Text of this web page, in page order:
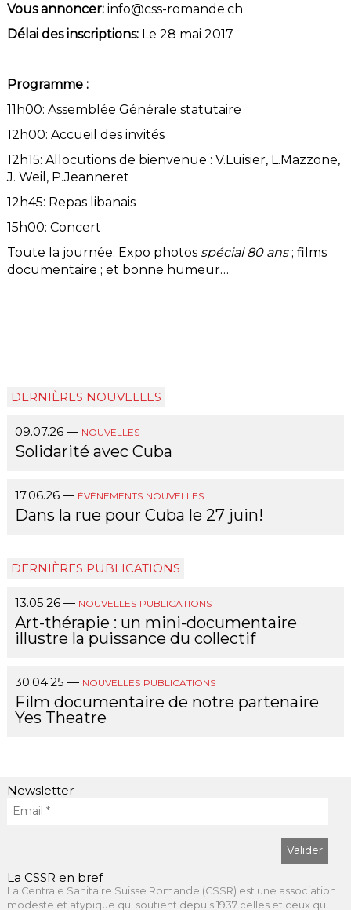
Vous annoncer: info@css-romande.ch
Délai des inscriptions: Le 28 mai 2017
Programme :
11h00: Assemblée Générale statutaire
12h00: Accueil des invités
12h15: Allocutions de bienvenue : V.Luisier, L.Mazzone,
J. Weil, P.Jeanneret
12h45: Repas libanais
15h00: Concert
Toute la journée: Expo photos spécial 80 ans; films
documentaire ; et bonne humeur…
DERNIÈRES NOUVELLES
09.07.26 — NOUVELLES
Solidarité avec Cuba
17.06.26 — ÉVÉNEMENTS NOUVELLES
Dans la rue pour Cuba le 27 juin!
DERNIÈRES PUBLICATIONS
13.05.26 — NOUVELLES PUBLICATIONS
Art-thérapie : un mini-documentaire
illustre la puissance du collectif
30.04.25 — NOUVELLES PUBLICATIONS
Film documentaire de notre partenaire
Yes Theatre
Newsletter
La CSSR en bref
La Centrale Sanitaire Suisse Romande (CSSR) est une association
modeste et atypique qui soutient depuis 1937 celles et ceux qui